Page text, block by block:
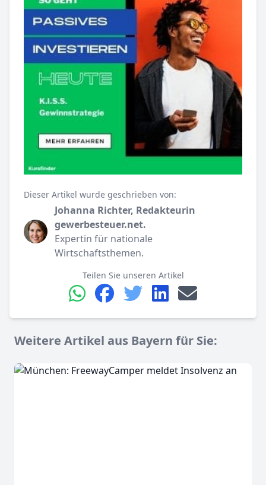
Dieser Artikel wurde geschrieben von:
Johanna Richter, Redakteurin
gewerbesteuer.net.
Expertin für nationale
Wirtschaftsthemen.
Teilen Sie unseren Artikel
Weitere Artikel aus Bayern für Sie: